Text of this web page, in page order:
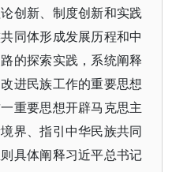
创新、制度创新和实践
同体形成发展历程和中
的探索实践，系统阐释
进民族工作的重要思想
重要思想开辟马克思主
界、指引中华民族共同
具体阐释习近平总书记